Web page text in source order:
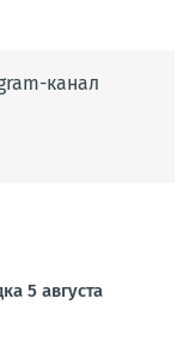
канал
5 августа